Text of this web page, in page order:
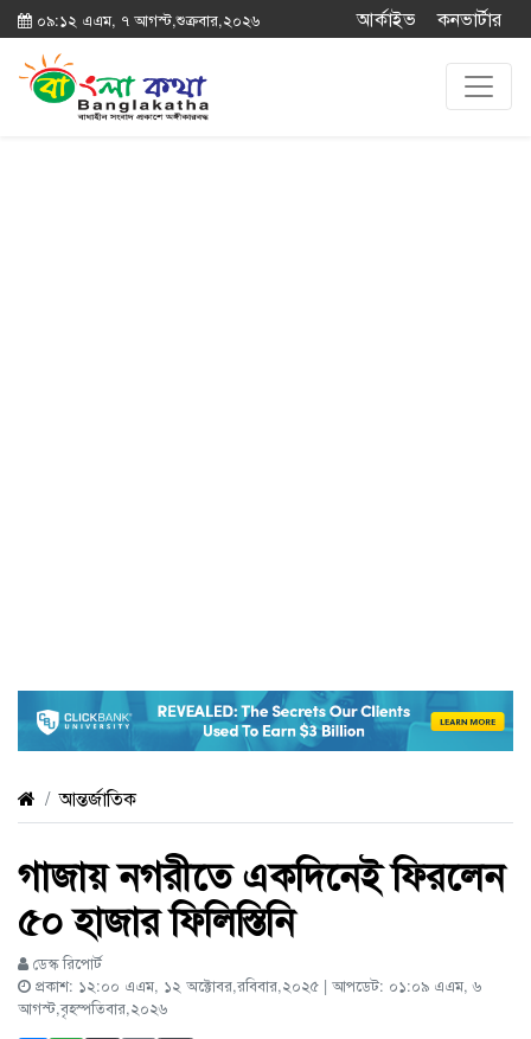
০৯:১২ এএম, ৭ আগস্ট,শুক্রবার,২০২৬ আর্কাইভ কনভার্টার
আন্তর্জাতিক
গাজায় নগরীতে একদিনেই ফিরলেন
৫০ হাজার ফিলিস্তিনি
ডেস্ক রিপোর্ট
প্রকাশ: ১২:০০ এএম, ১২ অক্টোবর,রবিবার,২০২৫ | আপডেট: ০১:০৯ এএম, ৬
আগস্ট,বৃহস্পতিবার,২০২৬